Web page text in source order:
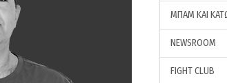
ΜΠΑΜ ΚΑΙ
NEWSROOM
FIGHT CLUB